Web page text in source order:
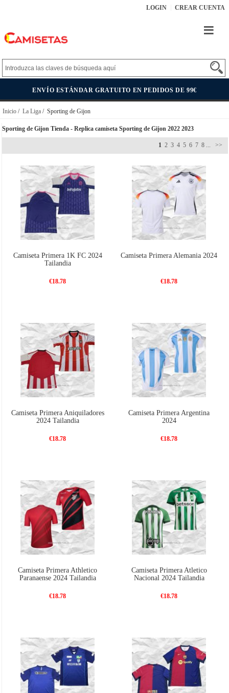
LOGIN CREAR CUENTA
ENVÍO ESTÁNDAR GRATUITO EN PEDIDOS DE 99€
Inicio / La Liga / Sporting de Gijon
Sporting de Gijon Tienda - Replica camiseta Sporting de Gijon 2022 2023
1 2 3 4 5 6 7 8 ... >>
Camiseta Primera 1K FC 2024
Tailandia
€18.78
Camiseta Primera Alemania 2024
€18.78
Camiseta Primera Aniquiladores
2024 Tailandia
€18.78
Camiseta Primera Argentina
2024
€18.78
Camiseta Primera Athletico
Paranaense 2024 Tailandia
€18.78
Camiseta Primera Atletico
Nacional 2024 Tailandia
€18.78